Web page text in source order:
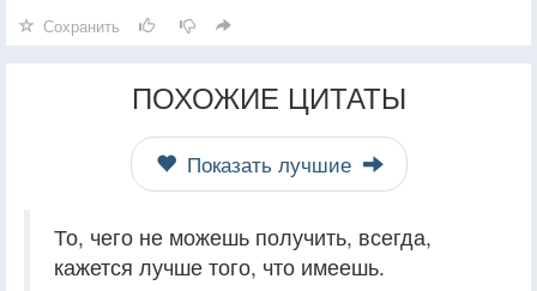
Сохранить
ПОХОЖИЕ ЦИТАТЫ
Показать лучшие
То, чего не можешь получить, всегда,
кажется лучше того, что имеешь.